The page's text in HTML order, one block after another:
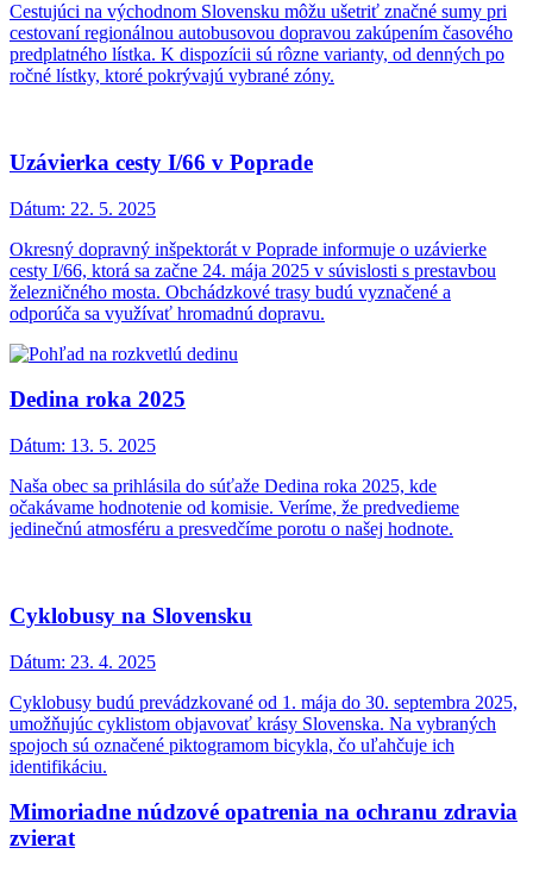
Cestujúci na východnom Slovensku môžu ušetriť značné sumy pri
cestovaní regionálnou autobusovou dopravou zakúpením časového
predplatného lístka. K dispozícii sú rôzne varianty, od denných po
ročné lístky, ktoré pokrývajú vybrané zóny.
Uzávierka cesty I/66 v Poprade
Dátum: 22. 5. 2025
Okresný dopravný inšpektorát v Poprade informuje o uzávierke
cesty I/66, ktorá sa začne 24. mája 2025 v súvislosti s prestavbou
železničného mosta. Obchádzkové trasy budú vyznačené a
odporúča sa využívať hromadnú dopravu.
Dedina roka 2025
Dátum: 13. 5. 2025
Naša obec sa prihlásila do súťaže Dedina roka 2025, kde
očakávame hodnotenie od komisie. Veríme, že predvedieme
jedinečnú atmosféru a presvedčíme porotu o našej hodnote.
Cyklobusy na Slovensku
Dátum: 23. 4. 2025
Cyklobusy budú prevádzkované od 1. mája do 30. septembra 2025,
umožňujúc cyklistom objavovať krásy Slovenska. Na vybraných
spojoch sú označené piktogramom bicykla, čo uľahčuje ich
identifikáciu.
Mimoriadne núdzové opatrenia na ochranu zdravia
zvierat